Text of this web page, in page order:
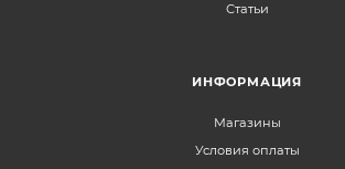
Статьи
ИНФОРМАЦИЯ
Магазины
Условия оплаты